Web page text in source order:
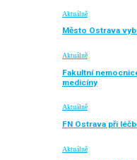
Aktuálně
Město Ostrava
Aktuálně
Fakultní
medicíny
Aktuálně
FN Ostrava při
Aktuálně